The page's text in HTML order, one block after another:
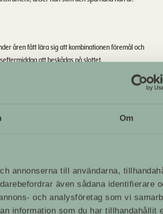
Om
annonserna till användarna,
även sådana identifierare
och analysföretag som vi
information som du har tillhandahållit
åren fått lära sig att kombinationen föremål och
att beskådas på slottet.